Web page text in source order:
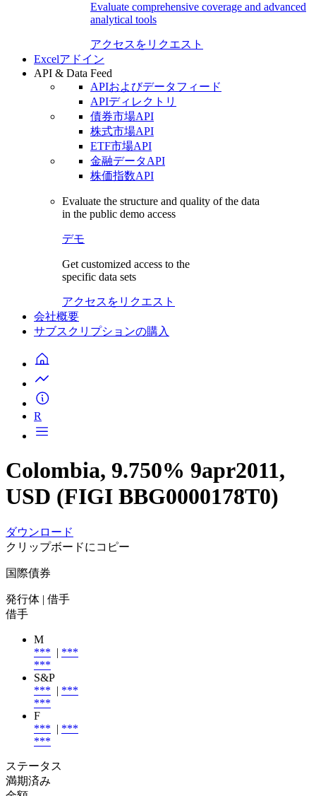
Evaluate comprehensive coverage and advanced
analytical tools
アクセスをリクエスト
Excelアドイン
API & Data Feed
APIおよびデータフィード
APIディレクトリ
債券市場API
株式市場API
ETF市場API
金融データAPI
株価指数API
Evaluate the structure and quality of the data
in the public demo access
デモ
Get customized access to the
specific data sets
アクセスをリクエスト
会社概要
サブスクリプションの購入
R
Colombia, 9.750% 9apr2011,
USD (FIGI BBG0000178T0)
ダウンロード
クリップボードにコピー
国際債券
発行体 | 借手
借手
M
*** | ***
***
S&P
*** | ***
***
F
*** | ***
***
ステータス
満期済み